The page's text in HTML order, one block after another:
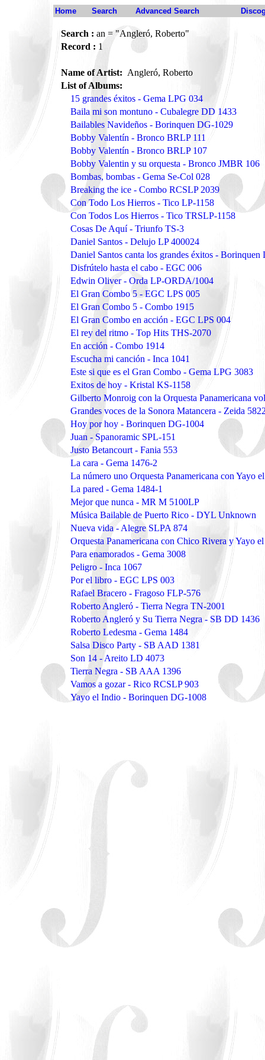
Home Search Advanced Search
Search : an = "Angleró, Roberto"
Record : 1
Name of Artist: Angleró, Roberto
List of Albums:
15 grandes éxitos - Gema LPG 034
Baila mi son montuno - Cubalegre DD 1433
Bailables Navideños - Borinquen DG-1029
Bobby Valentín - Bronco BRLP 111
Bobby Valentín - Bronco BRLP 107
Bobby Valentin y su orquesta - Bronco JMBR 106
Bombas, bombas - Gema Se-Col 028
Breaking the ice - Combo RCSLP 2039
Con Todo Los Hierros - Tico LP-1158
Con Todos Los Hierros - Tico TRSLP-1158
Cosas De Aquí - Triunfo TS-3
Daniel Santos - Delujo LP 400024
Daniel Santos canta los grandes éxitos - Borinquen
Disfrútelo hasta el cabo - EGC 006
Edwin Oliver - Orda LP-ORDA/1004
El Gran Combo 5 - EGC LPS 005
El Gran Combo 5 - Combo 1915
El Gran Combo en acción - EGC LPS 004
El rey del ritmo - Top Hits THS-2070
En acción - Combo 1914
Escucha mi canción - Inca 1041
Este si que es el Gran Combo - Gema LPG 3083
Exitos de hoy - Kristal KS-1158
Gilberto Monroig con la Orquesta Panamericana
Grandes voces de la Sonora Matancera - Zeida
Hoy por hoy - Borinquen DG-1004
Juan - Spanoramic SPL-151
Justo Betancourt - Fania 553
La cara - Gema 1476-2
La número uno Orquesta Panamericana con Yayo
La pared - Gema 1484-1
Mejor que nunca - MR M 5100LP
Música Bailable de Puerto Rico - DYL Unknown
Nueva vida - Alegre SLPA 874
Orquesta Panamericana con Chico Rivera y Yayo
Para enamorados - Gema 3008
Peligro - Inca 1067
Por el libro - EGC LPS 003
Rafael Bracero - Fragoso FLP-576
Roberto Angleró - Tierra Negra TN-2001
Roberto Angleró y Su Tierra Negra - SB DD 1436
Roberto Ledesma - Gema 1484
Salsa Disco Party - SB AAD 1381
Son 14 - Areito LD 4073
Tierra Negra - SB AAA 1396
Vamos a gozar - Rico RCSLP 903
Yayo el Indio - Borinquen DG-1008